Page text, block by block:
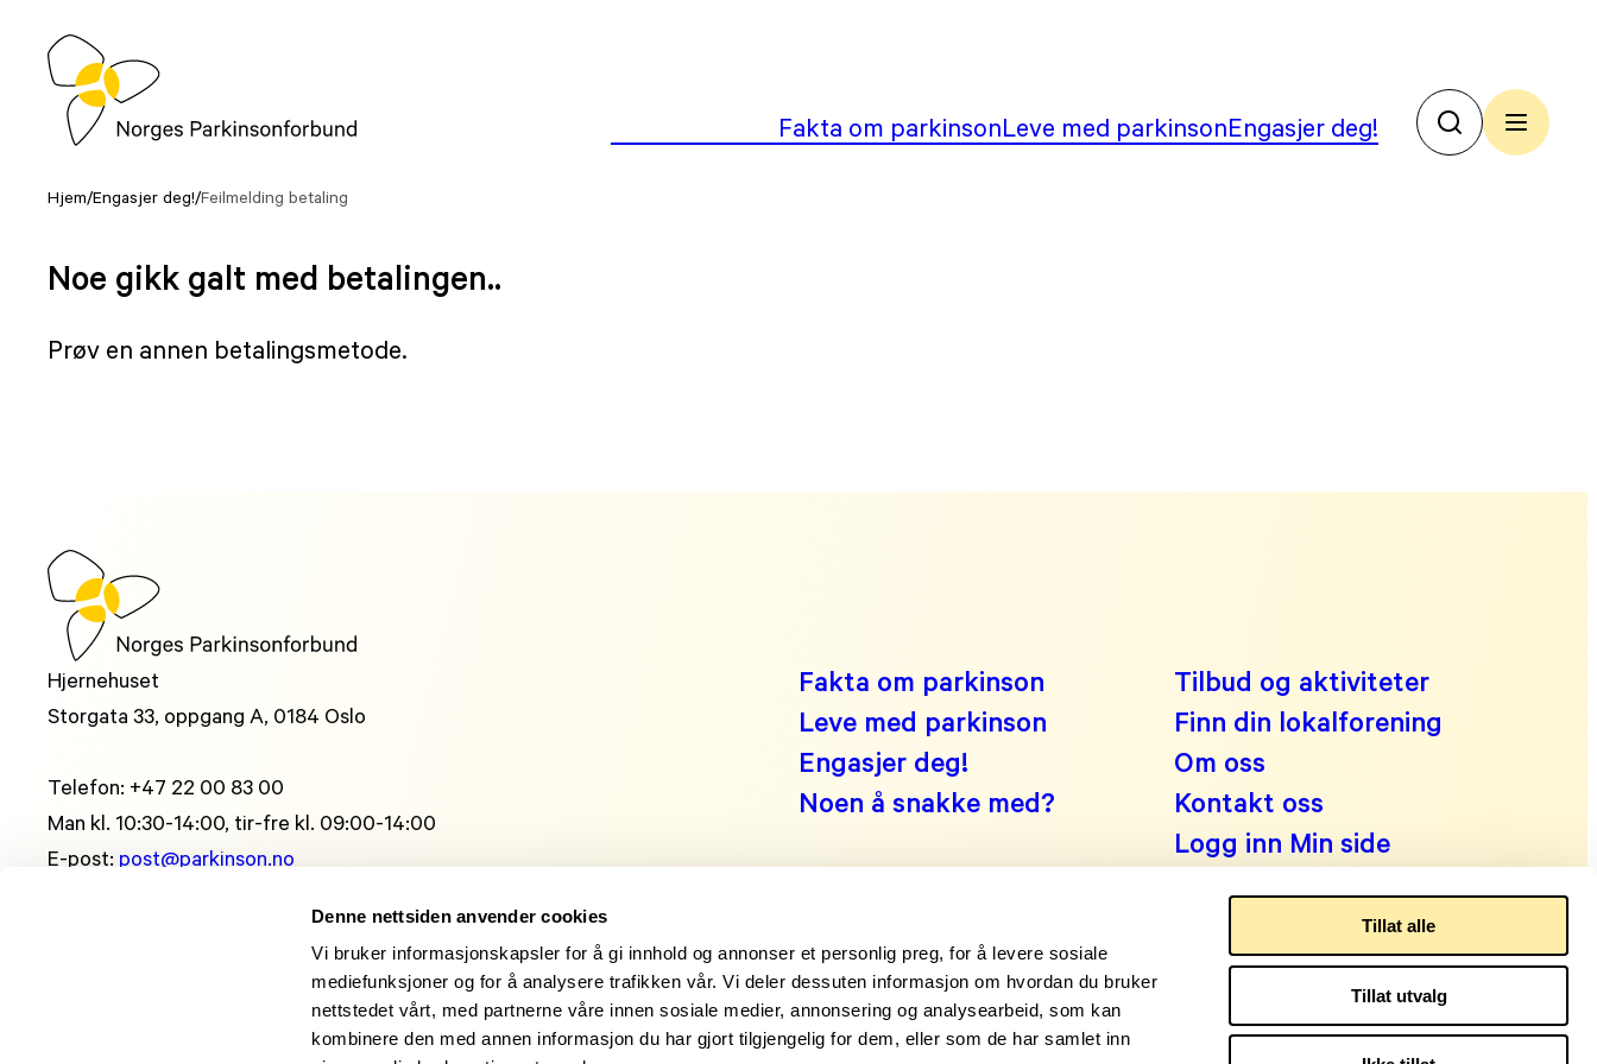
Denne nettsiden anvender cookies
Vi bruker informasjonskapsler for å gi innhold og annonser et personlig preg, for å levere sosiale
mediefunksjoner og for å analysere trafikken vår. Vi deler dessuten informasjon om hvordan du bruker
nettstedet vårt, med partnerne våre innen sosiale medier, annonsering og analysearbeid, som kan
kombinere den med annen informasjon du har gjort tilgjengelig for dem, eller som de har samlet inn
Tillat alle
Tillat utvalg
innhold
Fakta om parkinsonLeve med parkinsonEngasjer deg!
Hjem/Engasjer deg!/Feilmelding betaling
Noe gikk galt med betalingen..
Prøv en annen betalingsmetode.
Hjernehuset
Storgata 33, oppgang A, 0184 Oslo
Telefon: +47 22 00 83 00
Man kl. 10:30-14:00, tir-fre kl. 09:00-14:00
E-post: post@parkinson.no
Fakta om parkinson
Leve med parkinson
Engasjer deg!
Noen å snakke med?
Tilbud og aktiviteter
Finn din lokalforening
Om oss
Kontakt oss
Logg inn Min side